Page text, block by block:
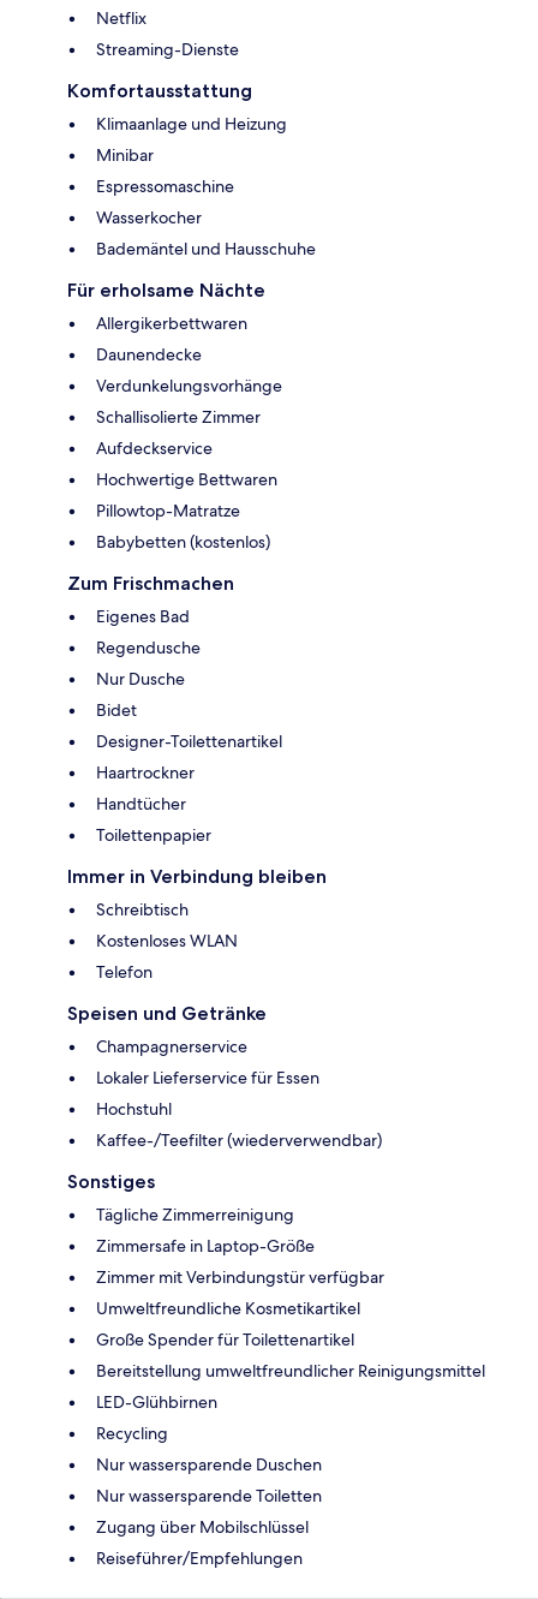
Netflix
Streaming-Dienste
Komfortausstattung
Klimaanlage und Heizung
Minibar
Espressomaschine
Wasserkocher
Bademäntel und Hausschuhe
Für erholsame Nächte
Allergikerbettwaren
Daunendecke
Verdunkelungsvorhänge
Schallisolierte Zimmer
Aufdeckservice
Hochwertige Bettwaren
Pillowtop-Matratze
Babybetten (kostenlos)
Zum Frischmachen
Eigenes Bad
Regendusche
Nur Dusche
Bidet
Designer-Toilettenartikel
Haartrockner
Handtücher
Toilettenpapier
Immer in Verbindung bleiben
Schreibtisch
Kostenloses WLAN
Telefon
Speisen und Getränke
Champagnerservice
Lokaler Lieferservice für Essen
Hochstuhl
Kaffee-/Teefilter (wiederverwendbar)
Sonstiges
Tägliche Zimmerreinigung
Zimmersafe in Laptop-Größe
Zimmer mit Verbindungstür verfügbar
Umweltfreundliche Kosmetikartikel
Große Spender für Toilettenartikel
Bereitstellung umweltfreundlicher Reinigungsmittel
LED-Glühbirnen
Recycling
Nur wassersparende Duschen
Nur wassersparende Toiletten
Zugang über Mobilschlüssel
Reiseführer/Empfehlungen